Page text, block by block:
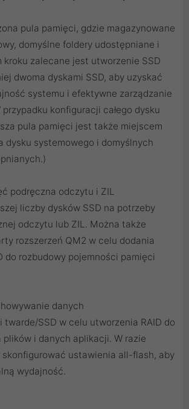
pula pamięci, gdzie magazynowane
domyślne foldery udostępniane i
kroku zalecane jest utworzenie SSD
dwoma dyskami SSD, aby uzyskać
systemu i efektywne zarządzanie
konfiguracji całego dysku
pula pamięci jest także miejscem
dysku systemowego i domyślnych
podręczna odczytu i ZIL
liczby dysków SSD na potrzeby
odczytu lub ZIL. Można także
rozszerzeń QM2 w celu dodania
do rozbudowy pojemności pamięci
danych
twarde/SSD w celu utworzenia RAID do
plików i danych aplikacji. W razie
skonfigurować ustawienia all-flash, aby
wydajność.